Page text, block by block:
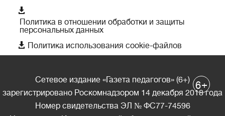

Политика в отношении обработки и защиты
персональных данных
 Политика использования cookie-файлов
Сетевое издание «Газета педагогов» (6+)
зарегистрировано Роскомнадзором 14 декабря 2018 года
Номер свидетельства ЭЛ № ФС77-74596
6+